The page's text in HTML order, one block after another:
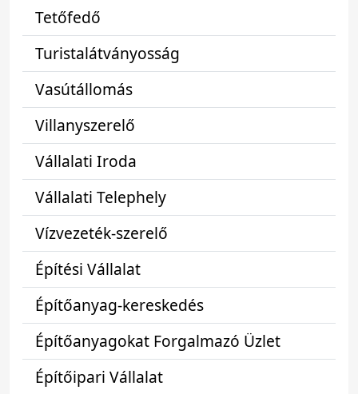
Tetőfedő
Turistalátványosság
Vasútállomás
Villanyszerelő
Vállalati Iroda
Vállalati Telephely
Vízvezeték-szerelő
Építési Vállalat
Építőanyag-kereskedés
Építőanyagokat Forgalmazó Üzlet
Építőipari Vállalat